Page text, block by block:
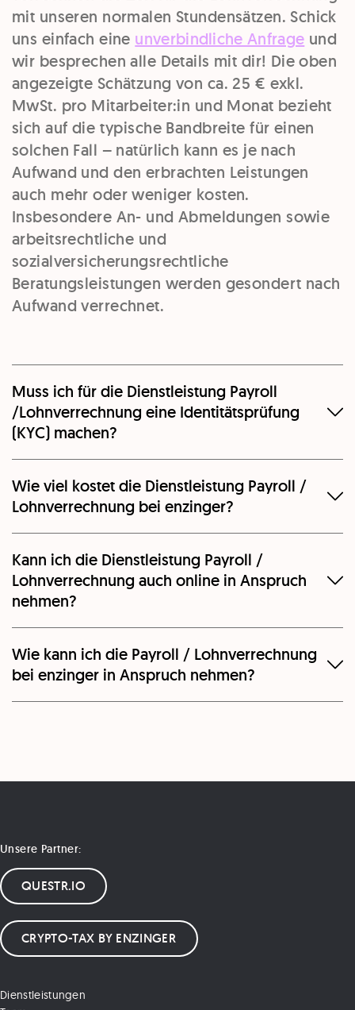
mit unseren normalen Stundensätzen. Schick
uns einfach eine unverbindliche Anfrage und
wir besprechen alle Details mit dir! Die oben
angezeigte Schätzung von ca. 25 € exkl.
MwSt. pro Mitarbeiter:in und Monat bezieht
sich auf die typische Bandbreite für einen
solchen Fall – natürlich kann es je nach
Aufwand und den erbrachten Leistungen
auch mehr oder weniger kosten.
Insbesondere An- und Abmeldungen sowie
arbeitsrechtliche und
sozialversicherungsrechtliche
Beratungsleistungen werden gesondert nach
Aufwand verrechnet.
Muss ich für die Dienstleistung Payroll
/Lohnverrechnung eine Identitätsprüfung
(KYC) machen?
Wie viel kostet die Dienstleistung Payroll /
Lohnverrechnung bei enzinger?
Kann ich die Dienstleistung Payroll /
Lohnverrechnung auch online in Anspruch
nehmen?
Wie kann ich die Payroll / Lohnverrechnung
bei enzinger in Anspruch nehmen?
Dienstleistungen
Unsere Partner:
QUESTR.IO
CRYPTO-TAX BY ENZINGER